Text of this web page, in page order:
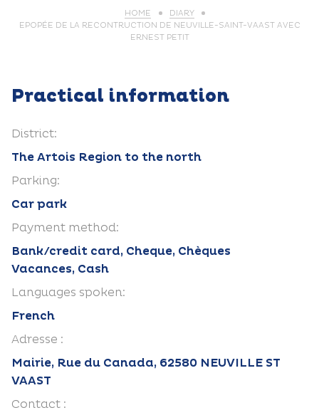
HOME
DIARY
EPOPÉE DE LA RECONTRUCTION DE NEUVILLE-SAINT-VAAST AVEC
ERNEST PETIT
Practical information
District:
The Artois Region to the north
Parking:
Car park
Payment method:
Bank/credit card, Cheque, Chèques
Vacances, Cash
Languages spoken:
French
Adresse :
Mairie, Rue du Canada, 62580 NEUVILLE ST
VAAST
Contact :